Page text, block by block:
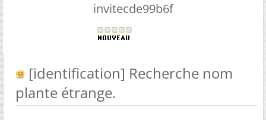
invitecde99b6f
[identification] Recherche nom
plante étrange.